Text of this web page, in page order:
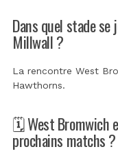
Dans quel stade
Millwall ?
La rencontre West
Hawthorns.
🗓️ West Bromwich
prochains matchs ?